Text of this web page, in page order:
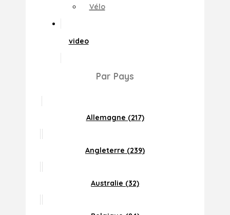
Vélo
video
Par Pays
Allemagne (217)
Angleterre (239)
Australie (32)